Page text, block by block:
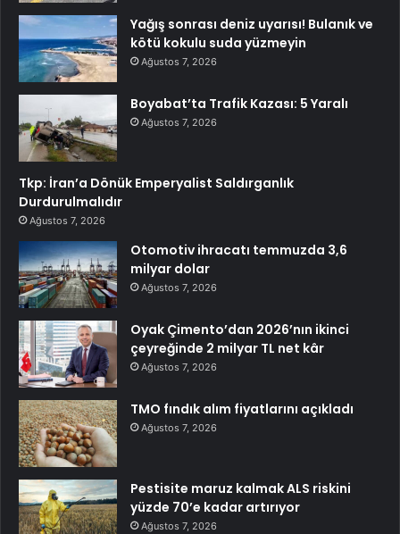
Yağış sonrası deniz uyarısı! Bulanık ve
kötü kokulu suda yüzmeyin
Ağustos 7, 2026
Boyabat’ta Trafik Kazası: 5 Yaralı
Ağustos 7, 2026
Tkp: İran’a Dönük Emperyalist Saldırganlık
Durdurulmalıdır
Ağustos 7, 2026
Otomotiv ihracatı temmuzda 3,6
milyar dolar
Ağustos 7, 2026
Oyak Çimento’dan 2026’nın ikinci
çeyreğinde 2 milyar TL net kâr
Ağustos 7, 2026
TMO fındık alım fiyatlarını açıkladı
Ağustos 7, 2026
Pestisite maruz kalmak ALS riskini
yüzde 70’e kadar artırıyor
Ağustos 7, 2026